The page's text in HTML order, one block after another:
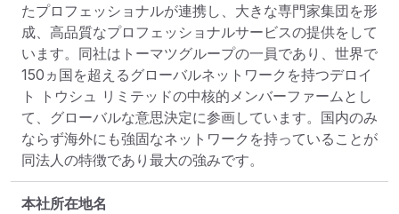
たプロフェッショナルが連携し、大きな専門家集団を形
成、高品質なプロフェッショナルサービスの提供をして
います。同社はトーマツグループの一員であり、世界で
150ヵ国を超えるグローバルネットワークを持つデロイ
ト トウシュ リミテッドの中核的メンバーファームとし
て、グローバルな意思決定に参画しています。国内のみ
ならず海外にも強固なネットワークを持っていることが
同法人の特徴であり最大の強みです。
本社所在地名